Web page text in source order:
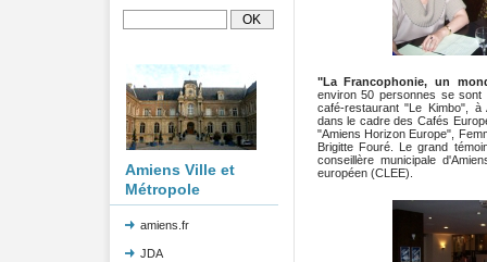
Amiens Ville et
Métropole
amiens.fr
JDA
"La Francophonie, un
environ 50 personnes se
café-restaurant "Le Kimbo",
dans le cadre des Cafés
"Amiens Horizon Europe",
Brigitte Fouré. Le grand
conseillère municipale
européen (CLEE).